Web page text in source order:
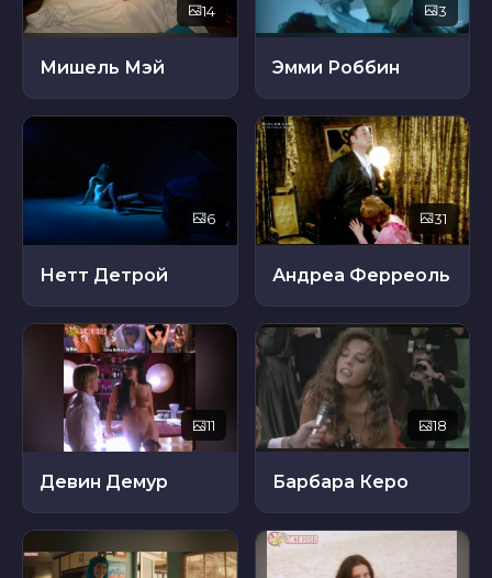
14
Мишель Мэй
3
Эмми Роббин
6
Нетт Детрой
31
Андреа Ферреоль
11
Девин Демур
18
Барбара Керо